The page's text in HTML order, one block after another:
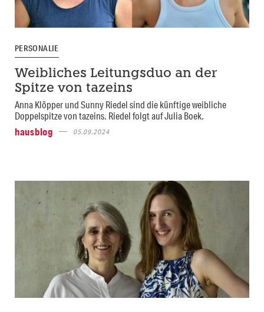
PERSONALIE
Weibliches Leitungsduo an der
Spitze von tazeins
Anna Klöpper und Sunny Riedel sind die künftige weibliche
Doppelspitze von tazeins. Riedel folgt auf Julia Boek.
hausblog
05.09.2024